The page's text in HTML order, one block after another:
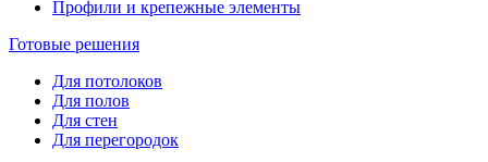
Профили и крепежные элементы
Готовые решения
Для потолоков
Для полов
Для стен
Для перегородок